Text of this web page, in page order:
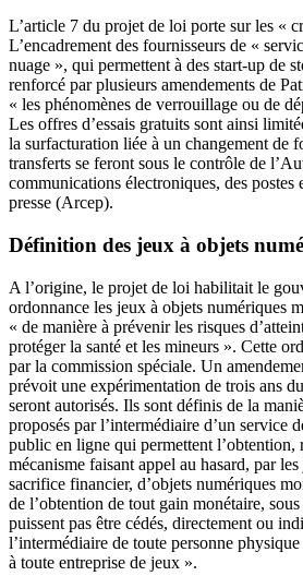
L’article 7 du projet de loi porte sur les «
L’encadrement des fournisseurs de «
nuage », qui permettent à des start-up de
renforcé par plusieurs amendements de
« les phénomènes de verrouillage ou de
Les offres d’essais gratuits sont ainsi
la surfacturation liée à un changement de
transferts se feront sous le contrôle de
communications électroniques, des postes
presse (Arcep).
Définition des jeux à objets
A l’origine, le projet de loi habilitait le
ordonnance les jeux à objets numériques
« de manière à prévenir les risques
protéger la santé et les mineurs ». Cette
par la commission spéciale. Un
prévoit une expérimentation de trois ans
seront autorisés. Ils sont définis de la
proposés par l’intermédiaire d’un service
public en ligne qui permettent l’obtention,
mécanisme faisant appel au hasard, par
sacrifice financier, d’objets numériques
de l’obtention de tout gain monétaire,
puissent pas être cédés, directement ou
l’intermédiaire de toute personne
à toute entreprise de jeux ».